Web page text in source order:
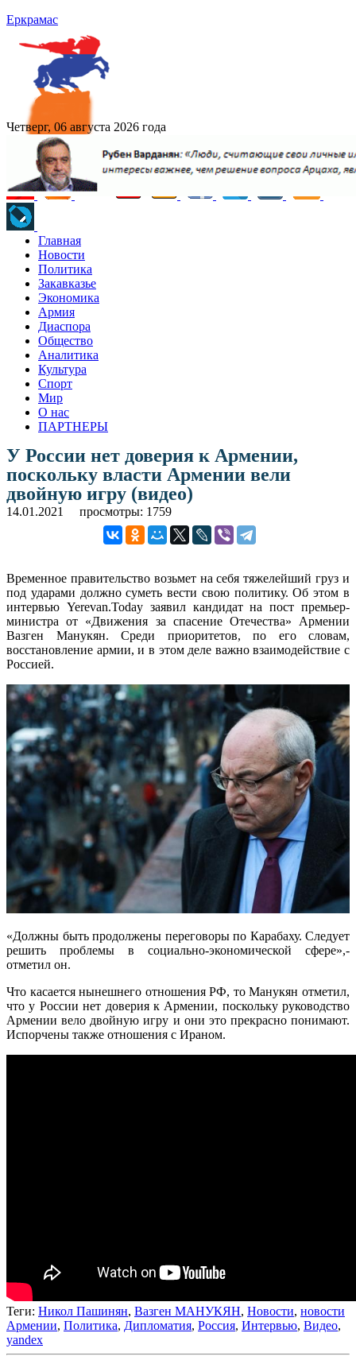
Еркрамас
Четверг, 06 августа 2026 года
Главная
Новости
Политика
Закавказье
Экономика
Армия
Диаспора
Общество
Аналитика
Культура
Спорт
Мир
О нас
ПАРТНЕРЫ
У России нет доверия к Армении,
поскольку власти Армении вели
двойную игру (видео)
14.01.2021 просмотры: 1759
Временное правительство возьмет на себя тяжелейший груз и
под ударами должно суметь вести свою политику. Об этом в
интервью Yerevan.Today заявил кандидат на пост премьер-
министра от «Движения за спасение Отечества» Армении
Вазген Манукян. Среди приоритетов, по его словам,
восстановление армии, и в этом деле важно взаимодействие с
Россией.
«Должны быть продолжены переговоры по Карабаху. Следует
решить проблемы в социально-экономической сфере»,-
отметил он.
Что касается нынешнего отношения РФ, то Манукян отметил,
что у России нет доверия к Армении, поскольку руководство
Армении вело двойную игру и они это прекрасно понимают.
Испорчены также отношения с Ираном.
Теги: Никол Пашинян, Вазген МАНУКЯН, Новости, новости
Армении, Политика, Дипломатия, Россия, Интервью, Видео,
yandex